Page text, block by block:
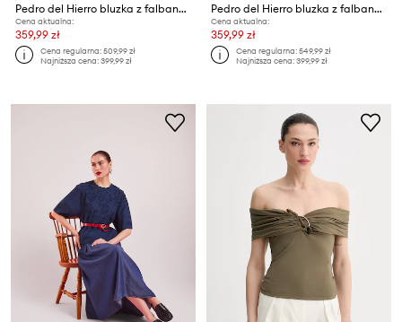
Pedro del Hierro bluzka z falbanką damska z wiskozą
Cena aktualna:
359,99 zł
Cena regularna:509,99 zł
Najniższa cena:399,99 zł
Pedro del Hierro bluzka z falbanką damska z wiskozy
Cena aktualna:
359,99 zł
Cena regularna:549,99 zł
Najniższa cena:399,99 zł